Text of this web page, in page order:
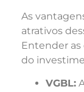
As
atrativos
Entender as
do
VGBL: